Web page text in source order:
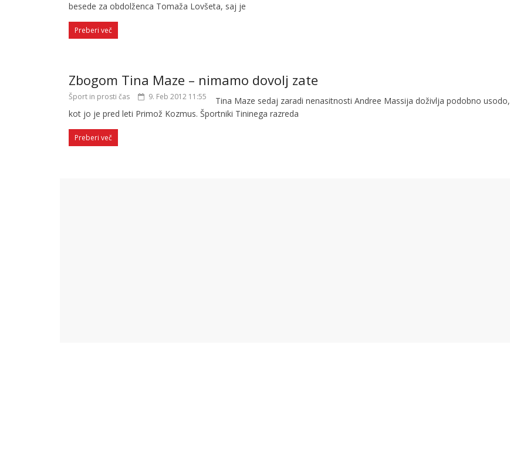
besede za obdolženca Tomaža Lovšeta, saj je
Preberi več
Zbogom Tina Maze – nimamo dovolj zate
Šport in prosti čas 9. Feb 2012 11:55
Tina Maze sedaj zaradi nenasitnosti Andree Massija doživlja podobno usodo,
kot jo je pred leti Primož Kozmus. Športniki Tininega razreda
Preberi več